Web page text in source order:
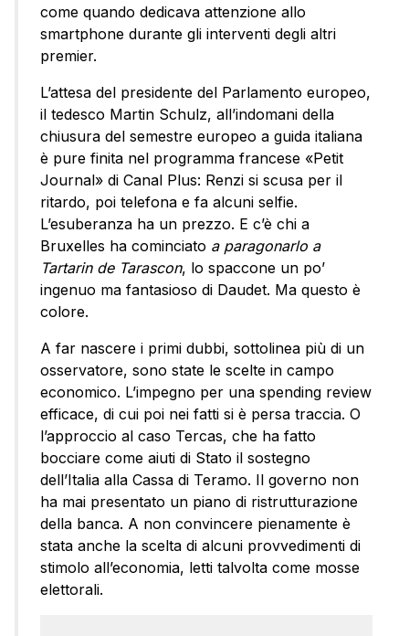
come quando dedicava attenzione allo
smartphone durante gli interventi degli altri
premier.
L’attesa del presidente del Parlamento europeo,
il tedesco Martin Schulz, all’indomani della
chiusura del semestre europeo a guida italiana
è pure finita nel programma francese «Petit
Journal» di Canal Plus: Renzi si scusa per il
ritardo, poi telefona e fa alcuni selfie.
L’esuberanza ha un prezzo. E c’è chi a
Bruxelles ha cominciato a paragonarlo a
Tartarin de Tarascon, lo spaccone un po’
ingenuo ma fantasioso di Daudet. Ma questo è
colore.
A far nascere i primi dubbi, sottolinea più di un
osservatore, sono state le scelte in campo
economico. L’impegno per una spending review
efficace, di cui poi nei fatti si è persa traccia. O
l’approccio al caso Tercas, che ha fatto
bocciare come aiuti di Stato il sostegno
dell’Italia alla Cassa di Teramo. Il governo non
ha mai presentato un piano di ristrutturazione
della banca. A non convincere pienamente è
stata anche la scelta di alcuni provvedimenti di
stimolo all’economia, letti talvolta come mosse
elettorali.